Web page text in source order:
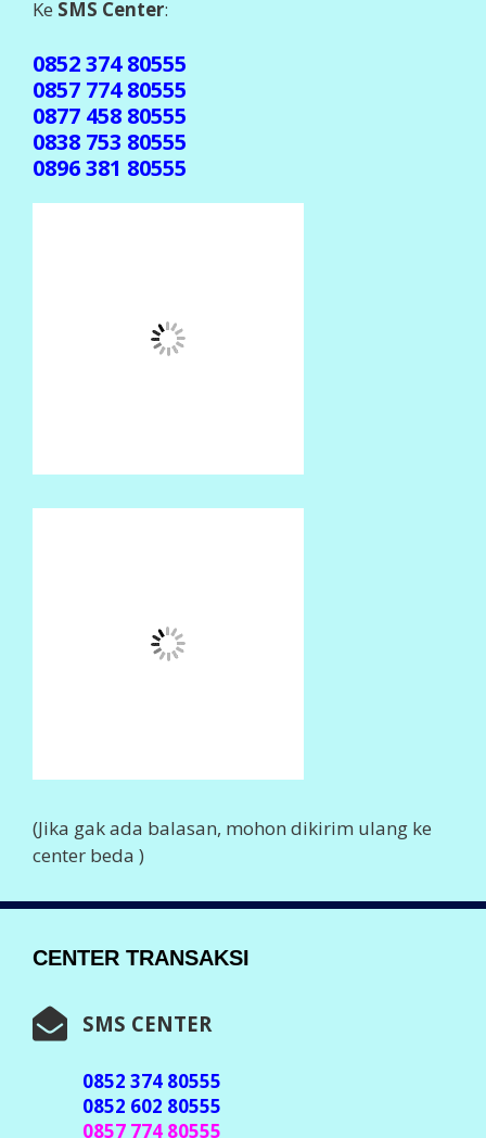
Ke SMS Center:
0852 374 80555
0857 774 80555
0877 458 80555
0838 753 80555
0896 381 80555
(Jika gak ada balasan, mohon dikirim ulang ke
0857 774 80555
0857 723 80555
0896 959 80555
0897 54 80555
Info Lengkap,